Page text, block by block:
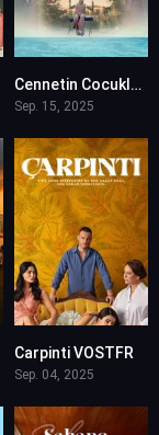
Cennetin Cocuklari VOSTFR
Sep. 15, 2025
Carpinti VOSTFR
Sep. 04, 2025